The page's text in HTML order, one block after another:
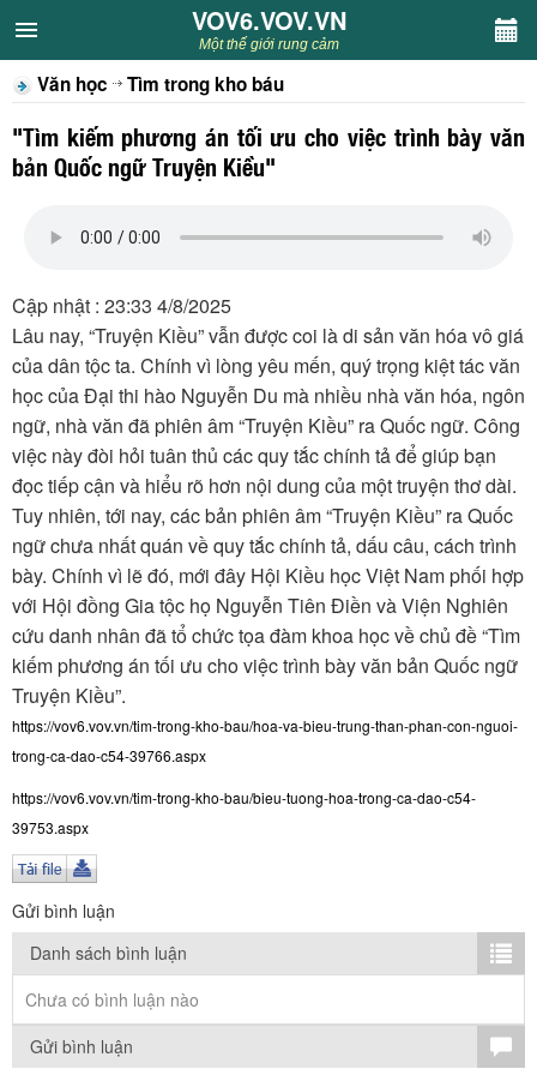
VOV6.VOV.VN
CHUYÊN MỤC
Khách VOV6
Sân khấu
Thiếu nhi
Kết nối VOV6
TÌM KIẾM
Vận hành bởi QI Corp
VOV6.VOV.VN
Một thế giới rung cảm
Văn học Tìm trong kho báu
"Tìm kiếm phương án tối ưu cho việc trình bày văn
bản Quốc ngữ Truyện Kiều"
Cập nhật : 23:33 4/8/2025
Lâu nay, “Truyện Kiều” vẫn được coi là di sản văn hóa vô giá
của dân tộc ta. Chính vì lòng yêu mến, quý trọng kiệt tác văn
học của Đại thi hào Nguyễn Du mà nhiều nhà văn hóa, ngôn
ngữ, nhà văn đã phiên âm “Truyện Kiều” ra Quốc ngữ. Công
việc này đòi hỏi tuân thủ các quy tắc chính tả để giúp bạn
đọc tiếp cận và hiểu rõ hơn nội dung của một truyện thơ dài.
Tuy nhiên, tới nay, các bản phiên âm “Truyện Kiều” ra Quốc
ngữ chưa nhất quán về quy tắc chính tả, dấu câu, cách trình
bày. Chính vì lẽ đó, mới đây Hội Kiều học Việt Nam phối hợp
với Hội đồng Gia tộc họ Nguyễn Tiên Điền và Viện Nghiên
cứu danh nhân đã tổ chức tọa đàm khoa học về chủ đề “Tìm
kiếm phương án tối ưu cho việc trình bày văn bản Quốc ngữ
Truyện Kiều”.
https://vov6.vov.vn/tim-trong-kho-bau/hoa-va-bieu-trung-than-phan-con-nguoi-
trong-ca-dao-c54-39766.aspx
https://vov6.vov.vn/tim-trong-kho-bau/bieu-tuong-hoa-trong-ca-dao-c54-
39753.aspx
Gửi bình luận
Danh sách bình luận
Chưa có bình luận nào
Gửi bình luận